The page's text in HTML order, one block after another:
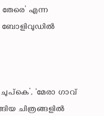
തേരെ’ എന്ന
ബോളിവുഡില്‍
ചുപ്കെ’, ‘മേരാ ഗാവ്
ചിത്രങ്ങളില്‍